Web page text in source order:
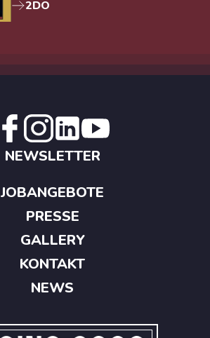
2DO
NEWSLETTER
JOBANGEBOTE
PRESSE
GALLERY
KONTAKT
NEWS